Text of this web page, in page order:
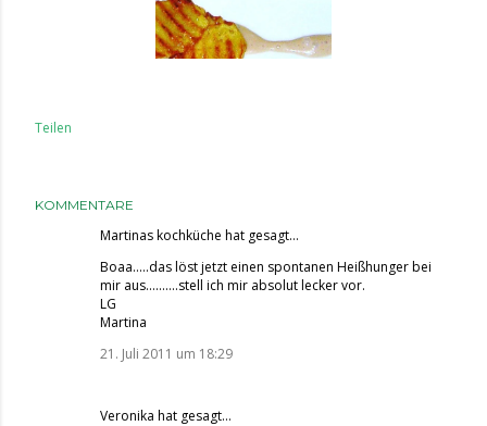
Teilen
KOMMENTARE
Martinas kochküche hat gesagt…
Boaa.....das löst jetzt einen spontanen Heißhunger bei
mir aus..........stell ich mir absolut lecker vor.
LG
Martina
21. Juli 2011 um 18:29
Veronika hat gesagt…